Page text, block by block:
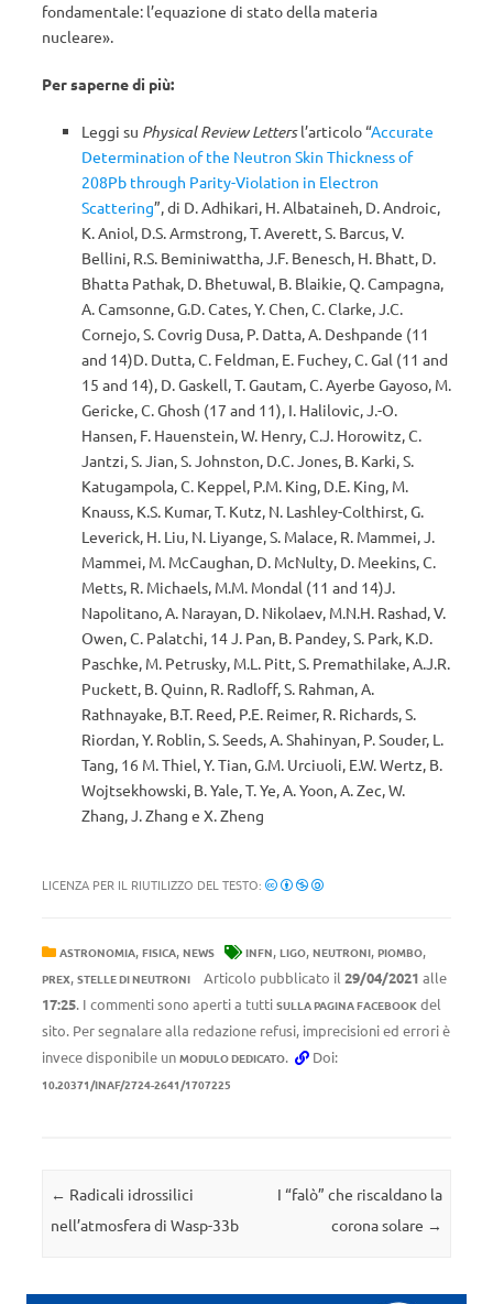
fondamentale: l’equazione di stato della materia
nucleare».
Per saperne di più:
Leggi su Physical Review Lettersl’articolo “Accurate
Determination of the Neutron Skin Thickness of
208Pb through Parity-Violation in Electron
Scattering”, di D. Adhikari, H. Albataineh, D. Androic,
K. Aniol, D.S. Armstrong, T. Averett, S. Barcus, V.
Bellini, R.S. Beminiwattha, J.F. Benesch, H. Bhatt, D.
Bhatta Pathak, D. Bhetuwal, B. Blaikie, Q. Campagna,
A. Camsonne, G.D. Cates, Y. Chen, C. Clarke, J.C.
Cornejo, S. Covrig Dusa, P. Datta, A. Deshpande (11
and 14)D. Dutta, C. Feldman, E. Fuchey, C. Gal (11 and
15 and 14), D. Gaskell, T. Gautam, C. Ayerbe Gayoso, M.
Gericke, C. Ghosh (17 and 11), I. Halilovic, J.-O.
Hansen, F. Hauenstein, W. Henry, C.J. Horowitz, C.
Jantzi, S. Jian, S. Johnston, D.C. Jones, B. Karki, S.
Katugampola, C. Keppel, P.M. King, D.E. King, M.
Knauss, K.S. Kumar, T. Kutz, N. Lashley-Colthirst, G.
Leverick, H. Liu, N. Liyange, S. Malace, R. Mammei, J.
Mammei, M. McCaughan, D. McNulty, D. Meekins, C.
Metts, R. Michaels, M.M. Mondal (11 and 14)J.
Napolitano, A. Narayan, D. Nikolaev, M.N.H. Rashad, V.
Owen, C. Palatchi, 14 J. Pan, B. Pandey, S. Park, K.D.
Paschke, M. Petrusky, M.L. Pitt, S. Premathilake, A.J.R.
Puckett, B. Quinn, R. Radloff, S. Rahman, A.
Rathnayake, B.T. Reed, P.E. Reimer, R. Richards, S.
Riordan, Y. Roblin, S. Seeds, A. Shahinyan, P. Souder, L.
Tang, 16 M. Thiel, Y. Tian, G.M. Urciuoli, E.W. Wertz, B.
Wojtsekhowski, B. Yale, T. Ye, A. Yoon, A. Zec, W.
Zhang, J. Zhang e X. Zheng
LICENZA PER IL RIUTILIZZO DEL TESTO:
ASTRONOMIA, FISICA, NEWS INFN, LIGO, NEUTRONI, PIOMBO,
PREX, STELLE DI NEUTRONI Articolo pubblicato il 29/04/2021 alle
17:25. I commenti sono aperti a tutti SULLA PAGINA FACEBOOK del
sito. Per segnalare alla redazione refusi, imprecisioni ed errori è
invece disponibile un MODULO DEDICATO. Doi:
10.20371/INAF/2724-2641/1707225
Navigazione articolo
← Radicali idrossilici
nell’atmosfera di Wasp-33b
I “falò” che riscaldano la
corona solare →